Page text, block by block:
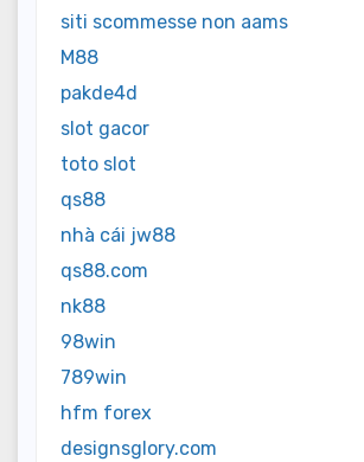
siti scommesse non aams
M88
pakde4d
slot gacor
toto slot
qs88
nhà cái jw88
qs88.com
nk88
98win
789win
hfm forex
designsglory.com